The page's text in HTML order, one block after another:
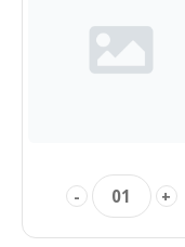
- 01 +